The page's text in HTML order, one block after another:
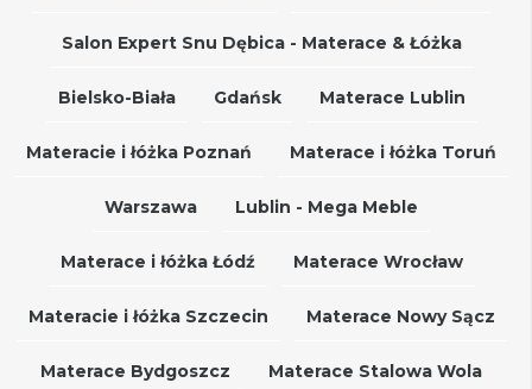
Salon Expert Snu Dębica - Materace & Łóżka
Bielsko-Biała Gdańsk Materace Lublin
Materacie i łóżka Poznań Materace i łóżka Toruń
Warszawa Lublin - Mega Meble
Materace i łóżka Łódź Materace Wrocław
Materacie i łóżka Szczecin Materace Nowy Sącz
Materace Bydgoszcz Materace Stalowa Wola